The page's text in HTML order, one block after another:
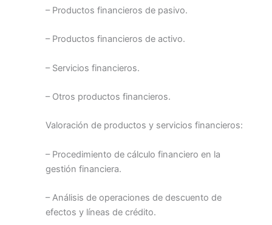
– Productos financieros de pasivo.
– Productos financieros de activo.
– Servicios financieros.
– Otros productos financieros.
Valoración de productos y servicios financieros:
– Procedimiento de cálculo financiero en la
gestión financiera.
– Análisis de operaciones de descuento de
efectos y líneas de crédito.